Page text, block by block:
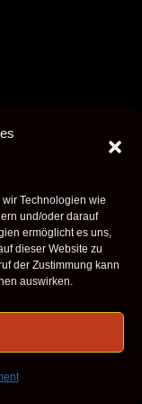
Technologien wie
und/oder darauf
ermöglicht es uns,
dieser Website zu
der Zustimmung kann
auswirken.